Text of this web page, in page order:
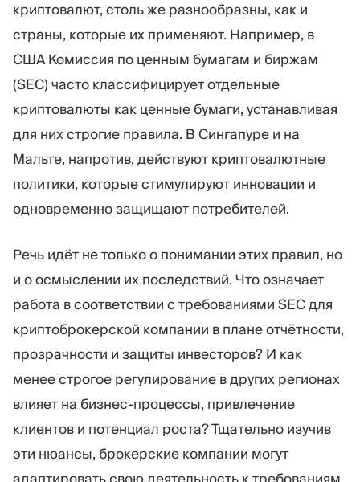
криптовалют, столь же разнообразны, как и
страны, которые их применяют. Например, в
США Комиссия по ценным бумагам и биржам
(SEC) часто классифицирует отдельные
криптовалюты как ценные бумаги, устанавливая
для них строгие правила. В Сингапуре и на
Мальте, напротив, действуют криптовалютные
политики, которые стимулируют инновации и
одновременно защищают потребителей.
Речь идёт не только о понимании этих правил, но
и о осмыслении их последствий. Что означает
работа в соответствии с требованиями SEC для
криптоброкерской компании в плане отчётности,
прозрачности и защиты инвесторов? И как
менее строгое регулирование в других регионах
влияет на бизнес-процессы, привлечение
клиентов и потенциал роста? Тщательно изучив
эти нюансы, брокерские компании могут